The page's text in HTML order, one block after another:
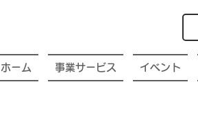
ホーム 事業サービス イベント